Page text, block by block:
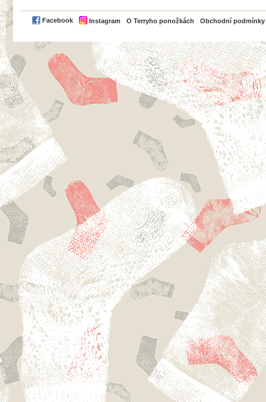
Facebook Instagram O Terryho ponožkách Obchodní podmínky
PayPal